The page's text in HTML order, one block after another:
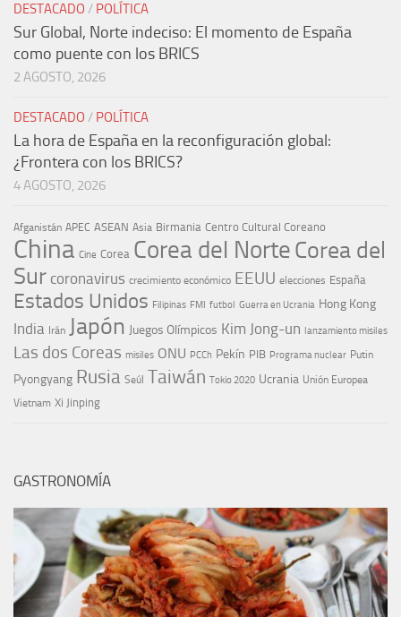
DESTACADO / POLÍTICA
Sur Global, Norte indeciso: El momento de España
como puente con los BRICS
2 AGOSTO, 2026
DESTACADO / POLÍTICA
La hora de España en la reconfiguración global:
¿Frontera con los BRICS?
4 AGOSTO, 2026
Afganistán APEC ASEAN Asia Birmania Centro Cultural Coreano
China Cine Corea Corea del NorteCorea del
Sur coronavirus crecimiento económico EEUU elecciones España
Estados Unidos Filipinas FMI futbol Guerra en Ucrania Hong Kong
India Irán Japón Juegos Olímpicos Kim Jong-un lanzamiento misiles
Las dos Coreas misiles ONU PCCh Pekín PIB Programa nuclear Putin
Pyongyang Rusia Seúl Taiwán Tokio 2020 Ucrania Unión Europea
Vietnam Xi Jinping
GASTRONOMÍA